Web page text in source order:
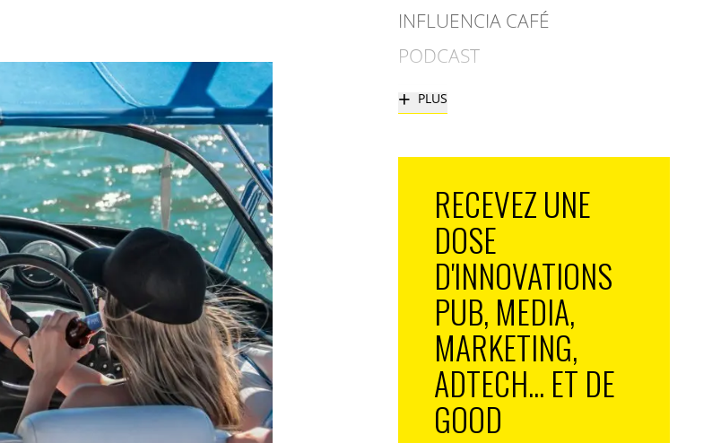
INFLUENCIA CAFÉ
PODCAST
+ PLUS
RECEVEZ UNE
DOSE
D'INNOVATIONS
PUB, MEDIA,
MARKETING,
ADTECH... ET DE
GOOD